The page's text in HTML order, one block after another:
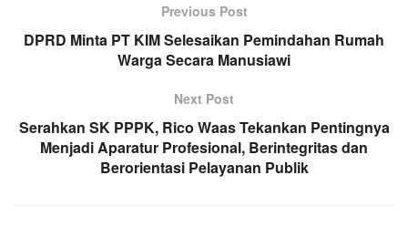
Previous Post
DPRD Minta PT KIM Selesaikan Pemindahan Rumah
Warga Secara Manusiawi
Next Post
Serahkan SK PPPK, Rico Waas Tekankan Pentingnya
Menjadi Aparatur Profesional, Berintegritas dan
Berorientasi Pelayanan Publik